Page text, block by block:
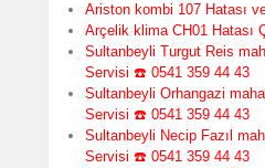
Ariston kombi 107 Hatası
Arçelik klima CH01 Hatası
Sultanbeyli Turgut Reis
Servisi ☎️ 0541 359 44 43
Sultanbeyli Orhangazi
Servisi ☎️ 0541 359 44 43
Sultanbeyli Necip Fazıl
Servisi ☎️ 0541 359 44 43